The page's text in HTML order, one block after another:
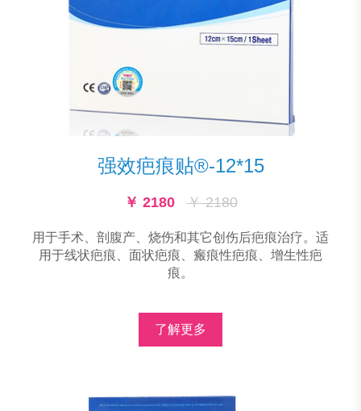
强效疤痕贴®-12*15
￥ 2180 ￥ 2180
用于手术、剖腹产、烧伤和其它创伤后疤痕治疗。适
用于线状疤痕、面状疤痕、瘢痕性疤痕、增生性疤
痕。
了解更多